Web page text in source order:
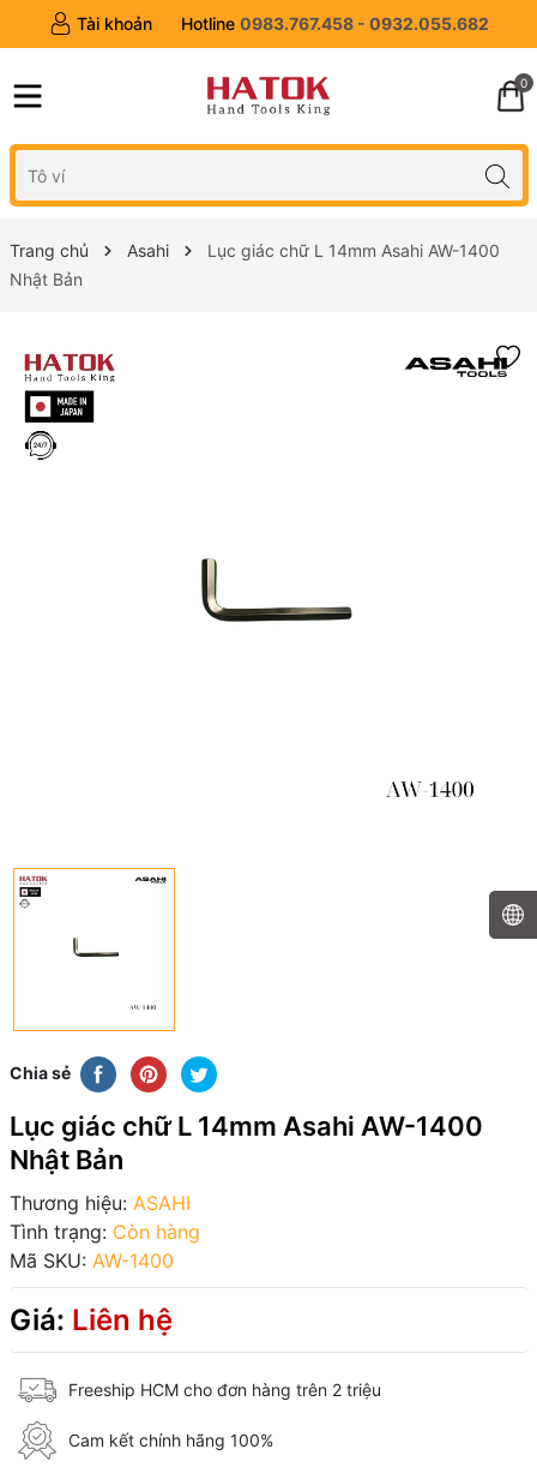
Tài khoản Hotline 0983.767.458 - 0932.055.682
0
Trang chủ Asahi
Lục giác chữ L 14mm Asahi AW-1400
Nhật Bản
Chia sẻ
Lục giác chữ L 14mm Asahi AW-1400
Nhật Bản
Thương hiệu: ASAHI
Tình trạng: Còn hàng
Mã SKU: AW-1400
Giá: Liên hệ
Freeship HCM cho đơn hàng trên 2 triệu
Cam kết chính hãng 100%